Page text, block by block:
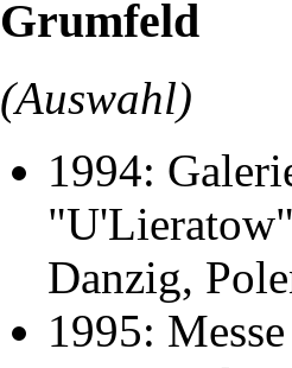
Grumfeld
(Auswahl)
1994:
Danzig,
1995: